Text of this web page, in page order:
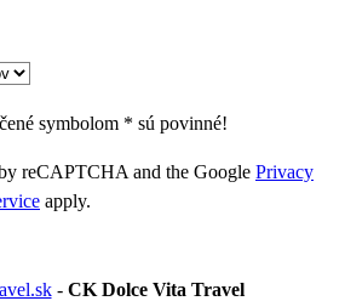
symbolom * sú povinné!
reCAPTCHA and the Google Privacy
apply.
- CK Dolce Vita Travel